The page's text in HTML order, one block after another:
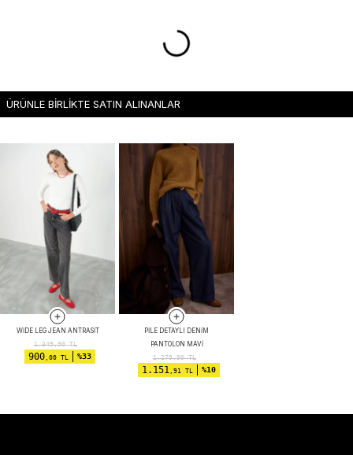
ÜRÜNLE BİRLİKTE SATIN ALINANLAR
WIDE LEG JEAN ANTRASIT
1.349,90TL
900,00 TL %33
PILE DETAYLI DENIM
PANTOLON MAVI
1.279,90TL
1.151,91 TL %10